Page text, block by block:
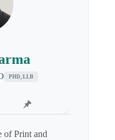
PHD, LLB
of Print and